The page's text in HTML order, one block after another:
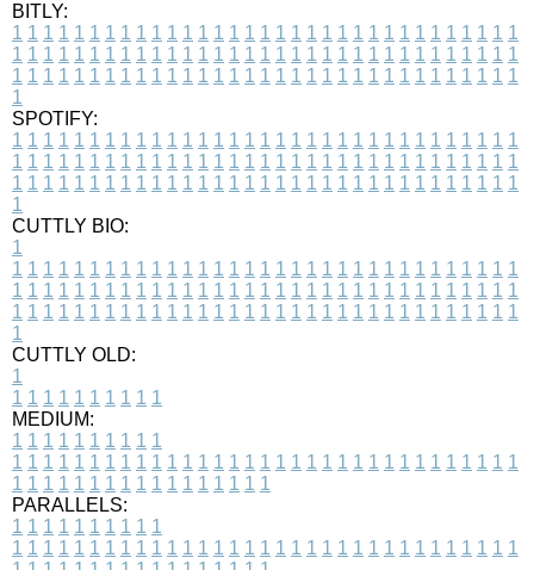
BITLY:
1 1 1 1 1 1 1 1 1 1 1 1 1 1 1 1 1 1 1 1 1 1 1 1 1 1 1 1 1 1 1 1 1
1 1 1 1 1 1 1 1 1 1 1 1 1 1 1 1 1 1 1 1 1 1 1 1 1 1 1 1 1 1 1 1 1
1 1 1 1 1 1 1 1 1 1 1 1 1 1 1 1 1 1 1 1 1 1 1 1 1 1 1 1 1 1 1 1 1
1
SPOTIFY:
1 1 1 1 1 1 1 1 1 1 1 1 1 1 1 1 1 1 1 1 1 1 1 1 1 1 1 1 1 1 1 1 1
1 1 1 1 1 1 1 1 1 1 1 1 1 1 1 1 1 1 1 1 1 1 1 1 1 1 1 1 1 1 1 1 1
1 1 1 1 1 1 1 1 1 1 1 1 1 1 1 1 1 1 1 1 1 1 1 1 1 1 1 1 1 1 1 1 1
1
CUTTLY BIO:
1
1 1 1 1 1 1 1 1 1 1 1 1 1 1 1 1 1 1 1 1 1 1 1 1 1 1 1 1 1 1 1 1 1
1 1 1 1 1 1 1 1 1 1 1 1 1 1 1 1 1 1 1 1 1 1 1 1 1 1 1 1 1 1 1 1 1
1 1 1 1 1 1 1 1 1 1 1 1 1 1 1 1 1 1 1 1 1 1 1 1 1 1 1 1 1 1 1 1 1
1
CUTTLY OLD:
1
1 1 1 1 1 1 1 1 1 1
MEDIUM:
1 1 1 1 1 1 1 1 1 1
1 1 1 1 1 1 1 1 1 1 1 1 1 1 1 1 1 1 1 1 1 1 1 1 1 1 1 1 1 1 1 1 1
1 1 1 1 1 1 1 1 1 1 1 1 1 1 1 1 1
PARALLELS:
1 1 1 1 1 1 1 1 1 1
1 1 1 1 1 1 1 1 1 1 1 1 1 1 1 1 1 1 1 1 1 1 1 1 1 1 1 1 1 1 1 1 1